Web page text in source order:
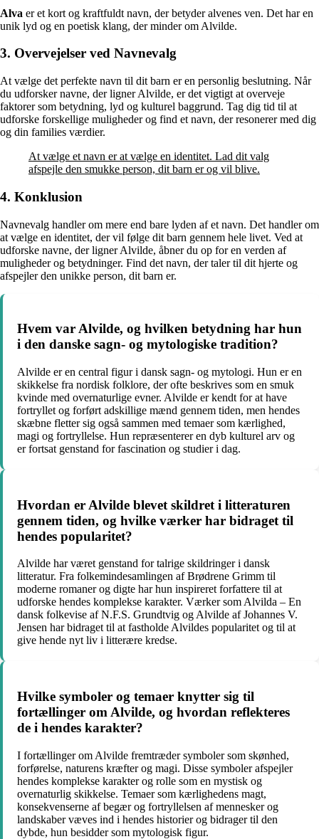
Alva er et kort og kraftfuldt navn, der betyder alvenes ven. Det har en
unik lyd og en poetisk klang, der minder om Alvilde.
3. Overvejelser ved Navnevalg
At vælge det perfekte navn til dit barn er en personlig beslutning. Når
du udforsker navne, der ligner Alvilde, er det vigtigt at overveje
faktorer som betydning, lyd og kulturel baggrund. Tag dig tid til at
udforske forskellige muligheder og find et navn, der resonerer med dig
og din families værdier.
At vælge et navn er at vælge en identitet. Lad dit valg
afspejle den smukke person, dit barn er og vil blive.
4. Konklusion
Navnevalg handler om mere end bare lyden af et navn. Det handler om
at vælge en identitet, der vil følge dit barn gennem hele livet. Ved at
udforske navne, der ligner Alvilde, åbner du op for en verden af
muligheder og betydninger. Find det navn, der taler til dit hjerte og
afspejler den unikke person, dit barn er.
Hvem var Alvilde, og hvilken betydning har hun
i den danske sagn- og mytologiske tradition?
Alvilde er en central figur i dansk sagn- og mytologi. Hun er en
skikkelse fra nordisk folklore, der ofte beskrives som en smuk
kvinde med overnaturlige evner. Alvilde er kendt for at have
fortryllet og forført adskillige mænd gennem tiden, men hendes
skæbne fletter sig også sammen med temaer som kærlighed,
magi og fortryllelse. Hun repræsenterer en dyb kulturel arv og
er fortsat genstand for fascination og studier i dag.
Hvordan er Alvilde blevet skildret i litteraturen
gennem tiden, og hvilke værker har bidraget til
hendes popularitet?
Alvilde har været genstand for talrige skildringer i dansk
litteratur. Fra folkemindesamlingen af Brødrene Grimm til
moderne romaner og digte har hun inspireret forfattere til at
udforske hendes komplekse karakter. Værker som Alvilda – En
dansk folkevise af N.F.S. Grundtvig og Alvilde af Johannes V.
Jensen har bidraget til at fastholde Alvildes popularitet og til at
give hende nyt liv i litterære kredse.
Hvilke symboler og temaer knytter sig til
fortællinger om Alvilde, og hvordan reflekteres
de i hendes karakter?
I fortællinger om Alvilde fremtræder symboler som skønhed,
forførelse, naturens kræfter og magi. Disse symboler afspejler
hendes komplekse karakter og rolle som en mystisk og
overnaturlig skikkelse. Temaer som kærlighedens magt,
konsekvenserne af begær og fortryllelsen af mennesker og
landskaber væves ind i hendes historier og bidrager til den
dybde, hun besidder som mytologisk figur.